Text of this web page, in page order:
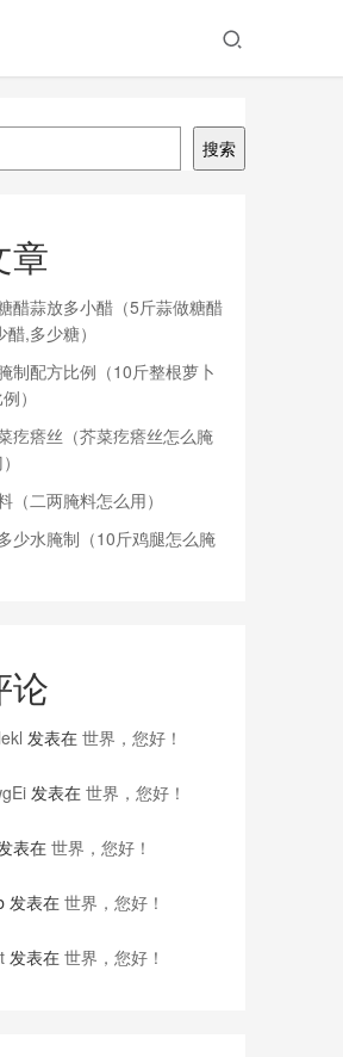
搜索
章
醋蒜放多小醋（5斤蒜做糖醋
,多少糖）
制配方比例（10斤整根萝卜
）
疙瘩丝（芥菜疙瘩丝怎么腌
（二两腌料怎么用）
少水腌制（10斤鸡腿怎么腌
论
发表在 世界，您好！
发表在 世界，您好！
表在 世界，您好！
发表在 世界，您好！
发表在 世界，您好！